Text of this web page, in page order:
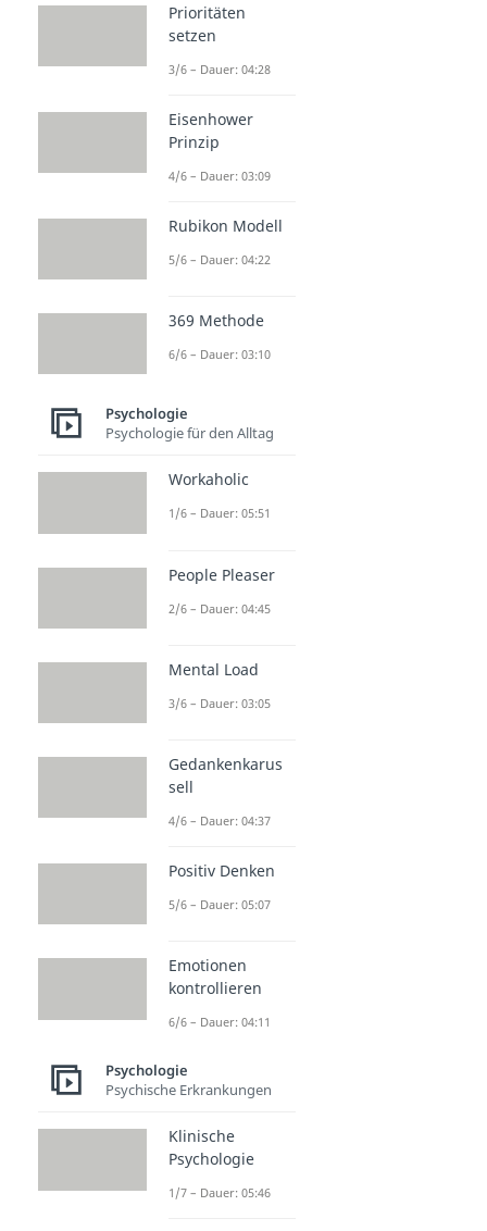
Prioritäten
setzen
3/6 – Dauer: 04:28
Eisenhower
Prinzip
4/6 – Dauer: 03:09
Rubikon Modell
5/6 – Dauer: 04:22
369 Methode
6/6 – Dauer: 03:10
Psychologie
Psychologie für den Alltag
Workaholic
1/6 – Dauer: 05:51
People Pleaser
2/6 – Dauer: 04:45
Mental Load
3/6 – Dauer: 03:05
Gedankenkarus
sell
4/6 – Dauer: 04:37
Positiv Denken
5/6 – Dauer: 05:07
Emotionen
kontrollieren
6/6 – Dauer: 04:11
Psychologie
Psychische Erkrankungen
Klinische
Psychologie
1/7 – Dauer: 05:46